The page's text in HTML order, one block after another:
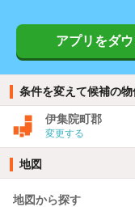
アプリをダ
条件を変えて候補の物
伊集院町郡
変更する
地図
地図から探す